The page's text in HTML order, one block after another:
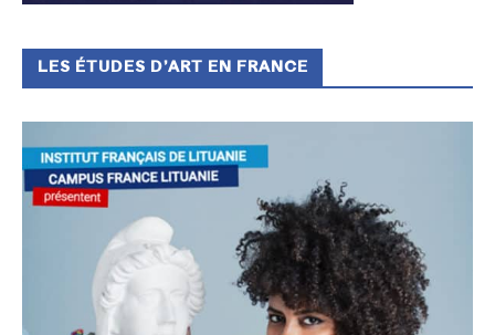
LES ÉTUDES D’ART EN FRANCE